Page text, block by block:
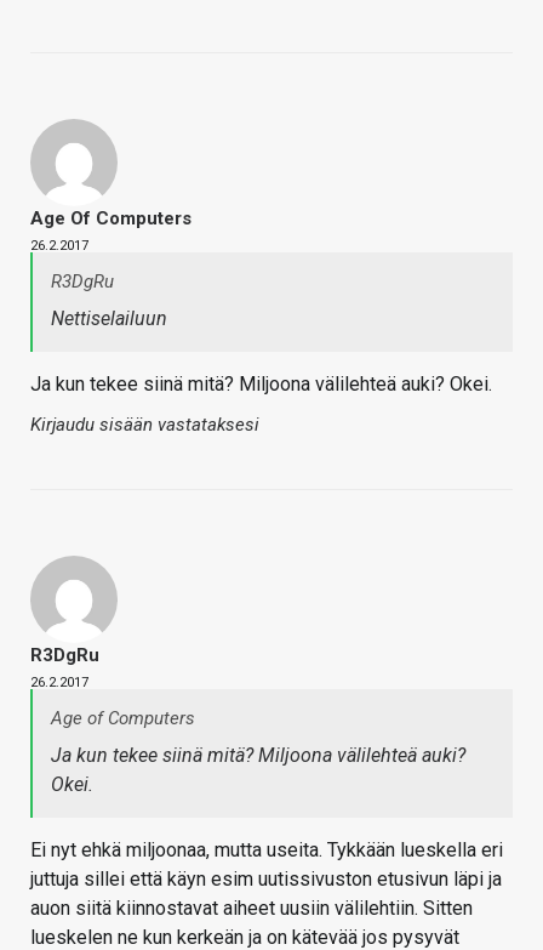
Age Of Computers
26.2.2017
R3DgRu
Nettiselailuun
Ja kun tekee siinä mitä? Miljoona välilehteä auki? Okei.
Kirjaudu sisään vastataksesi
R3DgRu
26.2.2017
Age of Computers
Ja kun tekee siinä mitä? Miljoona välilehteä auki?
Okei.
Ei nyt ehkä miljoonaa, mutta useita. Tykkään lueskella eri
juttuja sillei että käyn esim uutissivuston etusivun läpi ja
auon siitä kiinnostavat aiheet uusiin välilehtiin. Sitten
lueskelen ne kun kerkeän ja on kätevää jos pysyvät